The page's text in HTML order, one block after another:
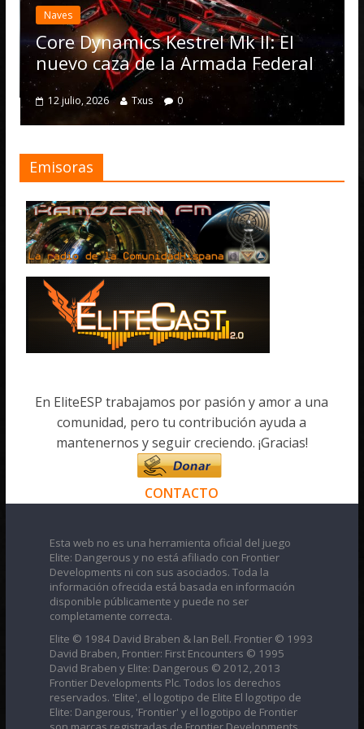
Naves
Core Dynamics Kestrel Mk II: El
nuevo caza de la Armada Federal
12 julio, 2026 Txus 0
Emisoras
En EliteESP trabajamos por pasión y amor a una
comunidad, pero tu contribución ayuda a
mantenernos y seguir creciendo. ¡Gracias!
CONTACTO
Esta web no es una herramienta oficial del juego
Elite: Dangerous y no está afiliado con Frontier
Developments ni con sus asociados. Toda la
información ofrecida está basada en información
disponible públicamente y puede no ser
completamente correcta.
Elite © 1984 David Braben & Ian Bell. Frontier © 1993
David Braben, Frontier: First Encounters © 1995
David Braben y Elite: Dangerous © 2012, 2013
Frontier Developments Plc. Todos los derechos
reservados. 'Elite', el logotipo de Elite El logotipo de
Elite: Dangerous, 'Frontier' y el logotipo de Frontier